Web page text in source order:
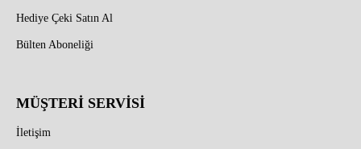
Hediye Çeki Satın Al
Bülten Aboneliği
MÜŞTERİ SERVİSİ
İletişim